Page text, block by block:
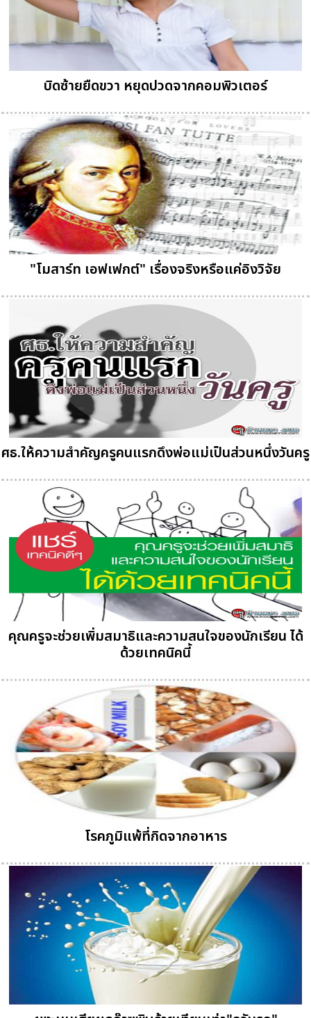
บิดซ้ายยืดขวา หยุดปวดจากคอมพิวเตอร์
"โมสาร์ท เอฟเฟกต์" เรื่องจริงหรือแค่อิงวิจัย
ศธ.ให้ความสำคัญครูคนแรกดึงพ่อแม่เป็นส่วนหนึ่งวันครู
คุณครูจะช่วยเพิ่มสมาธิและความสนใจของนักเรียน ได้
ด้วยเทคนิคนี้
โรคภูมิแพ้ที่กิดจากอาหาร